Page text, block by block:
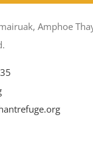
Amphoe